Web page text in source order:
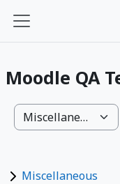
Boční panel
Moodle QA
Kategorie kurzů
Miscellaneous